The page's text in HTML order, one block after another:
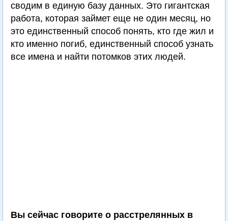
сводим в единую базу данных. Это гигантская
работа, которая займет еще не один месяц, но
это единственный способ понять, кто где жил и
кто именно погиб, единственный способ узнать
все имена и найти потомков этих людей.
Вы сейчас говорите о расстрелянных в